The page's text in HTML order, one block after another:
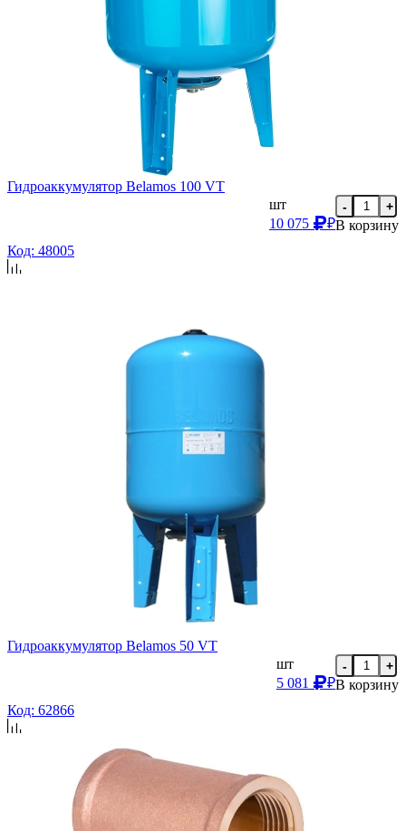
Гидроаккумулятор Belamos 100 VT
шт
10 075
₽
- +
В корзину
Код: 48005
Гидроаккумулятор Belamos 50 VT
шт
5 081
₽
- +
В корзину
Код: 62866